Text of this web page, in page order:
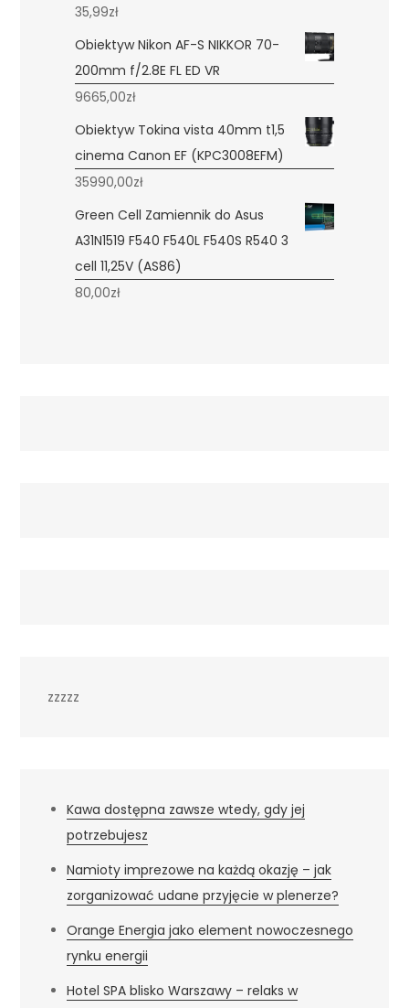
35,99zł
Obiektyw Nikon AF-S NIKKOR 70-
200mm f/2.8E FL ED VR
9665,00zł
Obiektyw Tokina vista 40mm t1,5
cinema Canon EF (KPC3008EFM)
35990,00zł
Green Cell Zamiennik do Asus
A31N1519 F540 F540L F540S R540 3
cell 11,25V (AS86)
80,00zł
zzzzz
Kawa dostępna zawsze wtedy, gdy jej
potrzebujesz
Namioty imprezowe na każdą okazję – jak
zorganizować udane przyjęcie w plenerze?
Orange Energia jako element nowoczesnego
rynku energii
Hotel SPA blisko Warszawy – relaks w